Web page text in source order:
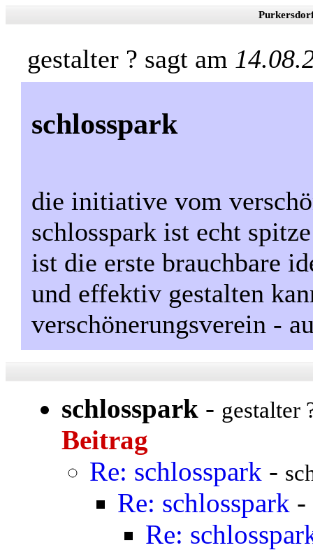
gestalter ? sagt am
schlosspark
die initiative vom
schlosspark ist echt
ist die erste brauchbare
und effektiv gestalten
verschönerungsverein -
schlosspark - gestalter
Beitrag
Re: schlosspark -
Re: schlosspark -
Re: